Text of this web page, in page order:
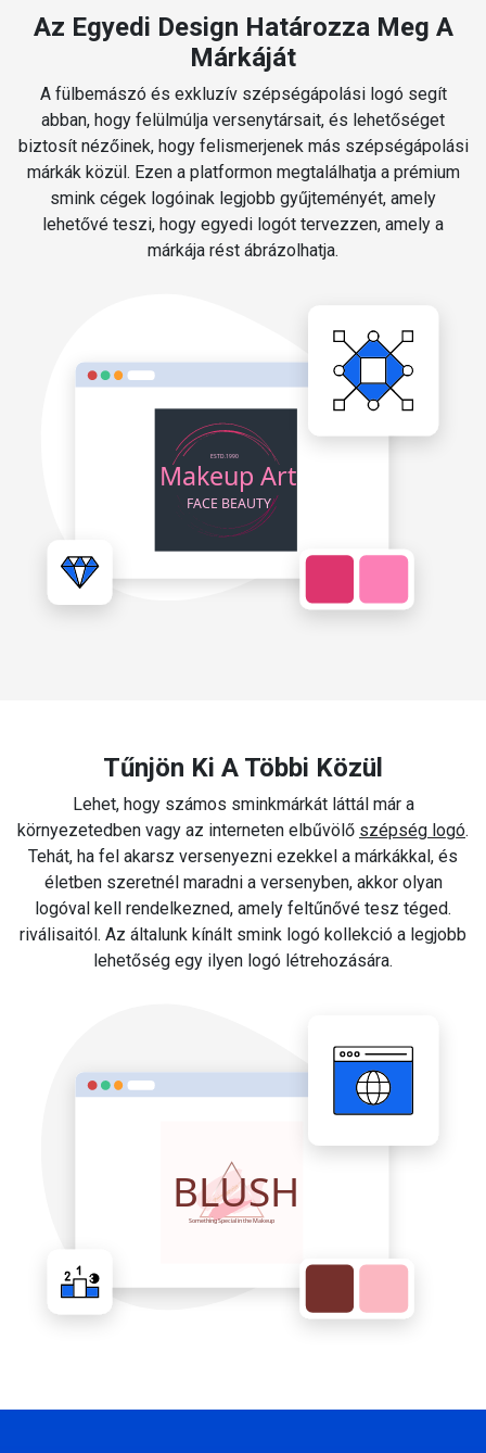
Az Egyedi Design Határozza Meg A
Márkáját
A fülbemászó és exkluzív szépségápolási logó segít
abban, hogy felülmúlja versenytársait, és lehetőséget
biztosít nézőinek, hogy felismerjenek más szépségápolási
márkák közül. Ezen a platformon megtalálhatja a prémium
smink cégek logóinak legjobb gyűjteményét, amely
lehetővé teszi, hogy egyedi logót tervezzen, amely a
márkája rést ábrázolhatja.
Tűnjön Ki A Többi Közül
Lehet, hogy számos sminkmárkát láttál már a
környezetedben vagy az interneten elbűvölő szépség logó.
Tehát, ha fel akarsz versenyezni ezekkel a márkákkal, és
életben szeretnél maradni a versenyben, akkor olyan
logóval kell rendelkezned, amely feltűnővé tesz téged.
riválisaitól. Az általunk kínált smink logó kollekció a legjobb
lehetőség egy ilyen logó létrehozására.